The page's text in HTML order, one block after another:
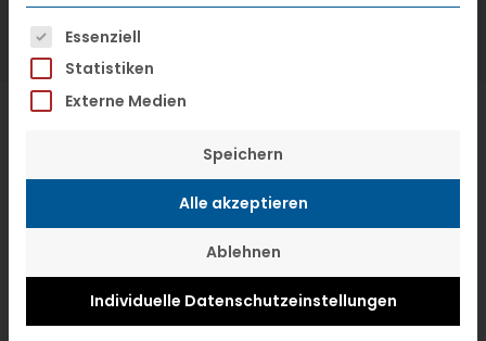
Es folgt eine Liste der Service-Gruppen,
Essenziell
Statistiken
Externe Medien
Speichern
Alle akzeptieren
Ablehnen
Individuelle Datenschutzeinstellungen